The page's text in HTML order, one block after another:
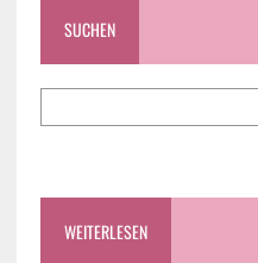
SUCHEN
WEITERLESEN